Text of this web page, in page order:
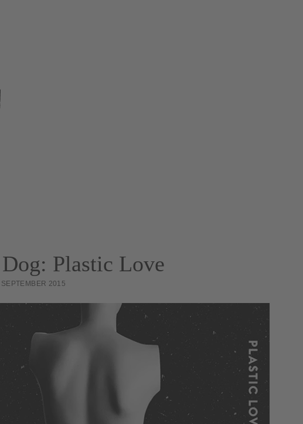
Dog: Plastic Love
2015